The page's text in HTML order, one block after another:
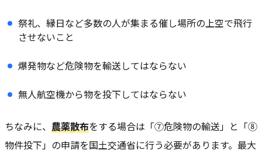
祭礼、縁日など多数の人が集まる催し場所の上空で飛行
させないこと
爆発物など危険物を輸送してはならない
無人航空機から物を投下してはならない
ちなみに、 農薬散布をする場合は「⑦危険物の輸送」と「⑧
物件投下」の申請を国土交通省に行う必要があります。最大